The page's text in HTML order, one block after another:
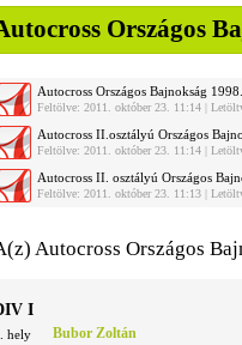
Országos
Autocross Országos Bajnokság
Feltölve: 2011. október 23. 11:14 |
Autocross II.osztályú Országos
Feltölve: 2011. október 23. 11:14 |
Autocross II. osztályú Országos
Feltölve: 2011. október 23. 11:13 |
Autocross Országos
I
. hely Bubor Zoltán